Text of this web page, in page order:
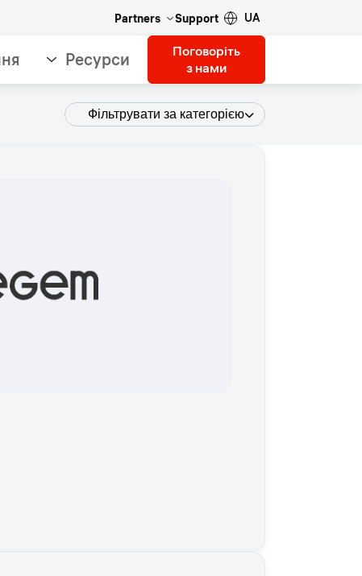
Partners Support UA
Ресурси
Поговоріть
з нами
Фільтрувати за категорією